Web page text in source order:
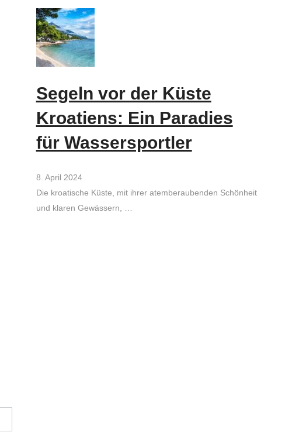
Segeln vor der Küste
Kroatiens: Ein Paradies
für Wassersportler
8. April 2024
Die kroatische Küste, mit ihrer atemberaubenden Schönheit
und klaren Gewässern, …